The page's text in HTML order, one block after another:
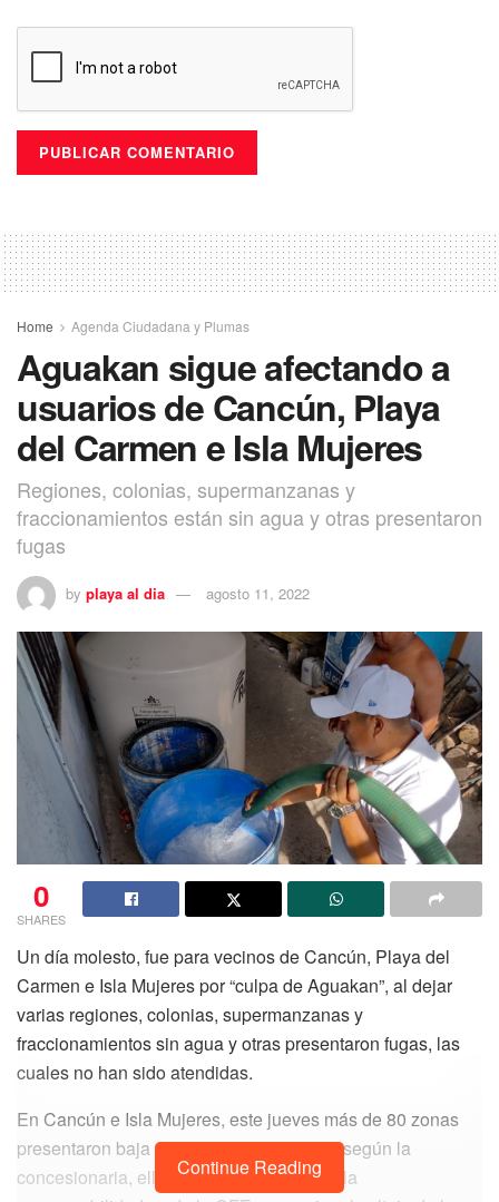
Home Agenda Ciudadana y Plumas
Aguakan sigue afectando a
usuarios de Cancún, Playa
del Carmen e Isla Mujeres
Regiones, colonias, supermanzanas y
fraccionamientos están sin agua y otras presentaron
fugas
by playa al dia agosto 11, 2022
0
SHARES
Un día molesto, fue para vecinos de Cancún, Playa del
Carmen e Isla Mujeres por “culpa de Aguakan”, al dejar
varias regiones, colonias, supermanzanas y
fraccionamientos sin agua y otras presentaron fugas, las
cuales no han sido atendidas.
En Cancún e Isla Mujeres, este jueves más de 80 zonas
presentaron baja presión y falta de agua, según la
concesionaria, ellos no tuvieron la culpa, la
Continue Reading